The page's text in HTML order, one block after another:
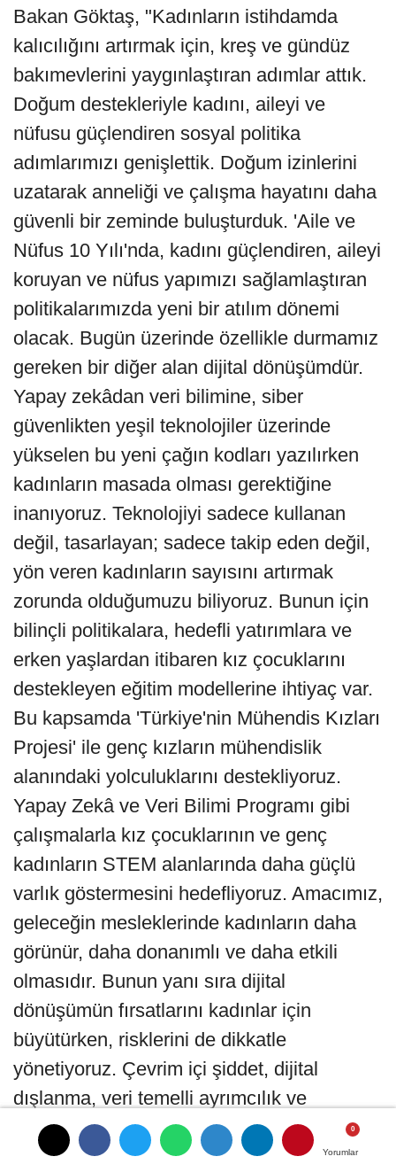
Yorumlar
Yorumlar
Bakan Göktaş, "Kadınların istihdamda
kalıcılığını artırmak için, kreş ve gündüz
bakımevlerini yaygınlaştıran adımlar attık.
Doğum destekleriyle kadını, aileyi ve
nüfusu güçlendiren sosyal politika
adımlarımızı genişlettik. Doğum izinlerini
uzatarak anneliği ve çalışma hayatını daha
güvenli bir zeminde buluşturduk. 'Aile ve
Nüfus 10 Yılı'nda, kadını güçlendiren, aileyi
koruyan ve nüfus yapımızı sağlamlaştıran
politikalarımızda yeni bir atılım dönemi
olacak. Bugün üzerinde özellikle durmamız
gereken bir diğer alan dijital dönüşümdür.
Yapay zekâdan veri bilimine, siber
güvenlikten yeşil teknolojiler üzerinde
yükselen bu yeni çağın kodları yazılırken
kadınların masada olması gerektiğine
inanıyoruz. Teknolojiyi sadece kullanan
değil, tasarlayan; sadece takip eden değil,
yön veren kadınların sayısını artırmak
zorunda olduğumuzu biliyoruz. Bunun için
bilinçli politikalara, hedefli yatırımlara ve
erken yaşlardan itibaren kız çocuklarını
destekleyen eğitim modellerine ihtiyaç var.
Bu kapsamda 'Türkiye'nin Mühendis Kızları
Projesi' ile genç kızların mühendislik
alanındaki yolculuklarını destekliyoruz.
Yapay Zekâ ve Veri Bilimi Programı gibi
çalışmalarla kız çocuklarının ve genç
kadınların STEM alanlarında daha güçlü
varlık göstermesini hedefliyoruz. Amacımız,
geleceğin mesleklerinde kadınların daha
görünür, daha donanımlı ve daha etkili
olmasıdır. Bunun yanı sıra dijital
dönüşümün fırsatlarını kadınlar için
büyütürken, risklerini de dikkatle
yönetiyoruz. Çevrim içi şiddet, dijital
dışlanma, veri temelli ayrımcılık ve
teknolojiye erişimdeki eşitsizlikler yeni
dönemin ciddi meseleleridir. Bu nedenle